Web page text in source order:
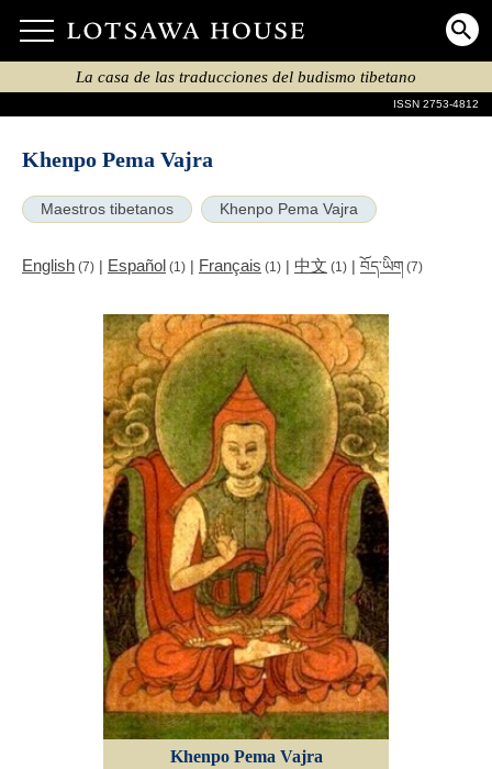
La casa de las traducciones del budismo tibetano
ISSN 2753-4812
Khenpo Pema Vajra
Maestros tibetanos Khenpo Pema Vajra
English (7) | Español (1) | Français (1) | 中文 (1) | བོད་ཡིག (7)
Khenpo Pema Vajra